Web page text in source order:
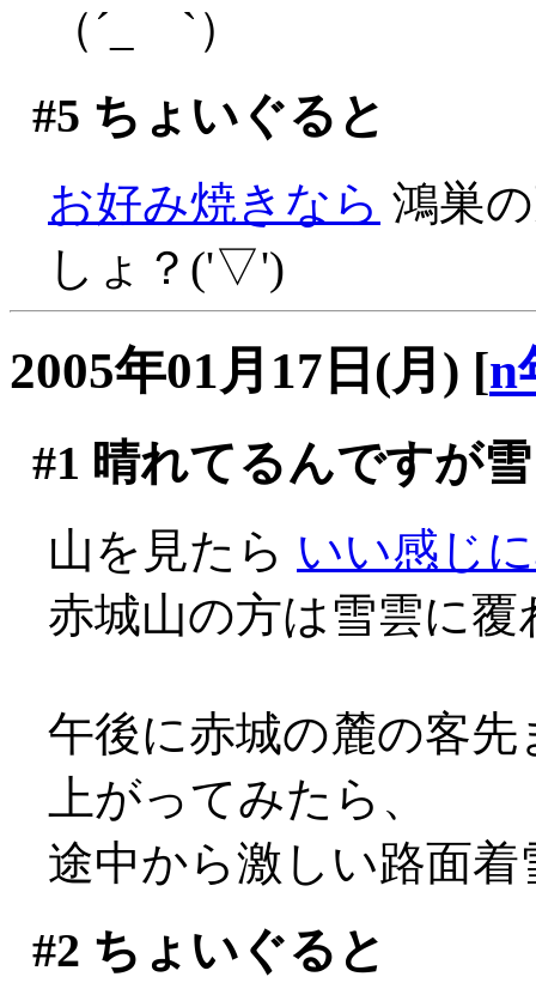
（´_ゝ`）
#5 ちょいぐると
お好み焼きなら 鴻巣
しょ？('▽')
2005年01月17日(月) [n
#1 晴れてるんですが
山を見たら いい感じ
赤城山の方は雪雲に
午後に赤城の麓の客
上がってみたら、
途中から激しい路面
#2 ちょいぐると